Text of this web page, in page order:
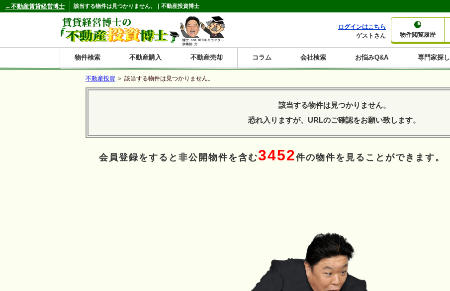
該当する物件は見つかりません。｜不動産投資博士
物件閲覧履歴
ログインはこちら
ゲストさん
物件検索
投資マンション
一棟売りアパート
一棟売りマンション
一棟売りビル
店舗・事務所
賃貸併用住宅
戸建賃貸
土地
新築住宅
工場・倉庫
ホテルペンション 利回り7%以上
利回り8%以上
利回り9%以上
利回り10%以上
利回り11%以上
利回り12%以上
利回り13%以上
利回り14%以上
利回り15%以上
利回り16%以上
不動産購入 不動産売却 コラム 会社検索 お悩みQ&A 専門家探し
←不動産賃貸経営博士
不動産投資 ＞ 該当する物件は見つかりません。
該当する物件は見つかりません。
恐れ入りますが、URLのご確認をお願い致します。
会員登録をすると非公開物件を含む3452件の物件を見ることができます。